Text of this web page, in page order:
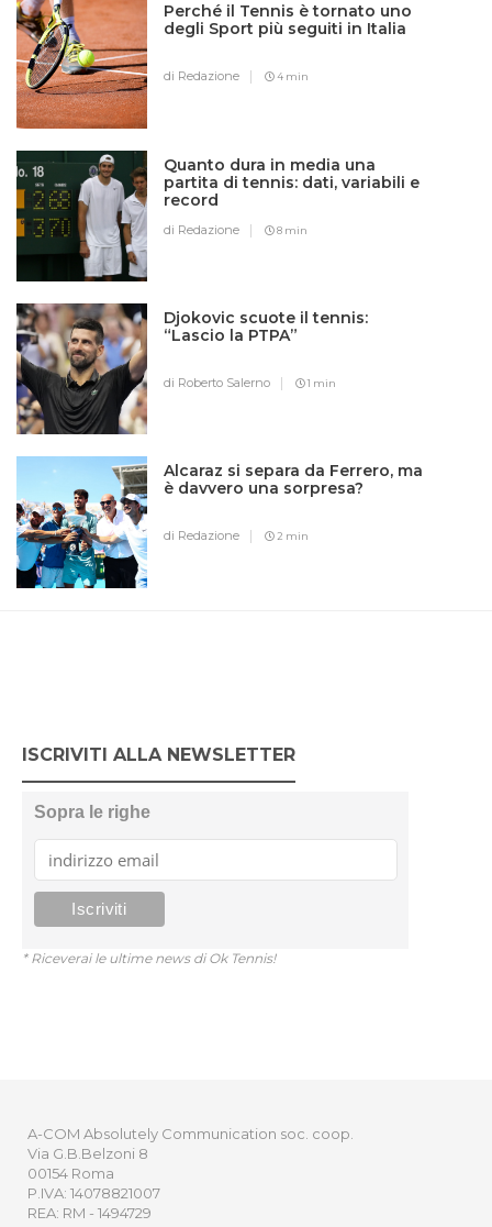
Perché il Tennis è tornato uno
degli Sport più seguiti in Italia
di Redazione 4 min
Quanto dura in media una
partita di tennis: dati, variabili e
record
di Redazione 8 min
Djokovic scuote il tennis:
“Lascio la PTPA”
di Roberto Salerno 1 min
Alcaraz si separa da Ferrero, ma
è davvero una sorpresa?
di Redazione 2 min
ISCRIVITI ALLA NEWSLETTER
Sopra le righe
* Riceverai le ultime news di Ok Tennis!
A-COM Absolutely Communication soc. coop.
Via G.B.Belzoni 8
00154 Roma
P.IVA: 14078821007
REA: RM - 1494729